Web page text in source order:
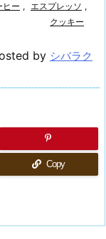
ヒー , エスプレッソ ,
クッキー
by シバラク
Copy